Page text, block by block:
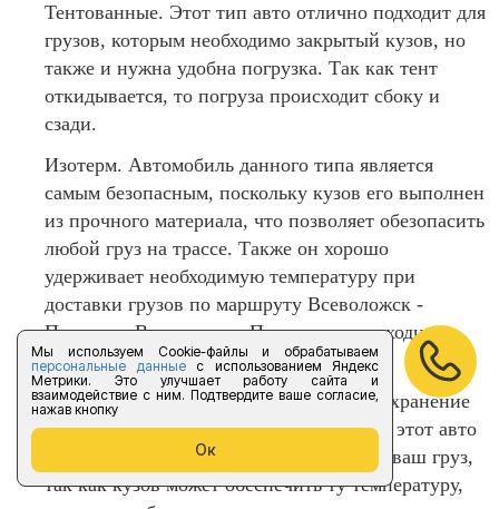
Мы используем Cookie-файлы и обрабатываем
персональные данныес использованием Яндекс
Метрики. Это улучшает работу сайта и
взаимодействие с ним. Подтвердите ваше согласие,
нажав кнопку
Ок
Тентованные. Этот тип авто отлично подходит для
грузов, которым необходимо закрытый кузов, но
также и нужна удобна погрузка. Так как тент
откидывается, то погруза происходит сбоку и
сзади.
Изотерм. Автомобиль данного типа является
самым безопасным, поскольку кузов его выполнен
из прочного материала, что позволяет обезопасить
любой груз на трассе. Также он хорошо
удерживает необходимую температуру при
доставки грузов по маршруту Всеволожск -
Пущино - Всеволожск. Погрузка происходит
только сзади.
Рефрижератор. Если вам необходимо сохранение
отрицательной и выше температуры, то этот авто
точно для вас. Вы можете не бояться за ваш груз,
так как кузов может обеспечить ту температуру,